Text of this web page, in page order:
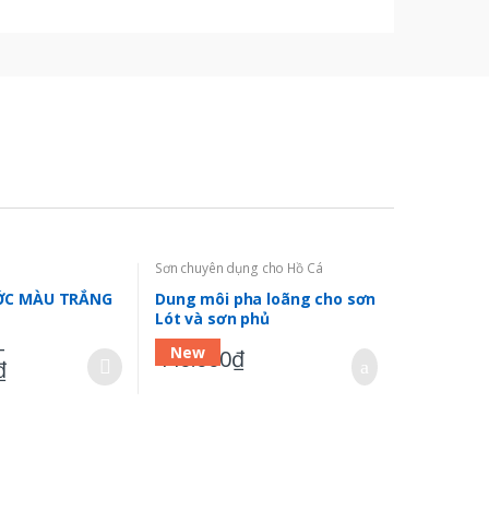
MÀU TRẮNG
New
Sơn chuyên dụng cho Hồ Cá
Dung môi pha loãng cho sơn
Lót và sơn phủ
440.000₫